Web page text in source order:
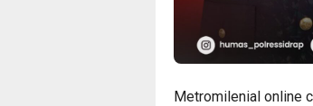
Metromilenial online